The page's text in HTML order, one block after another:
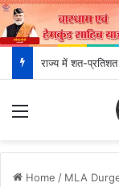
राज्य में शत-
Home / MLA